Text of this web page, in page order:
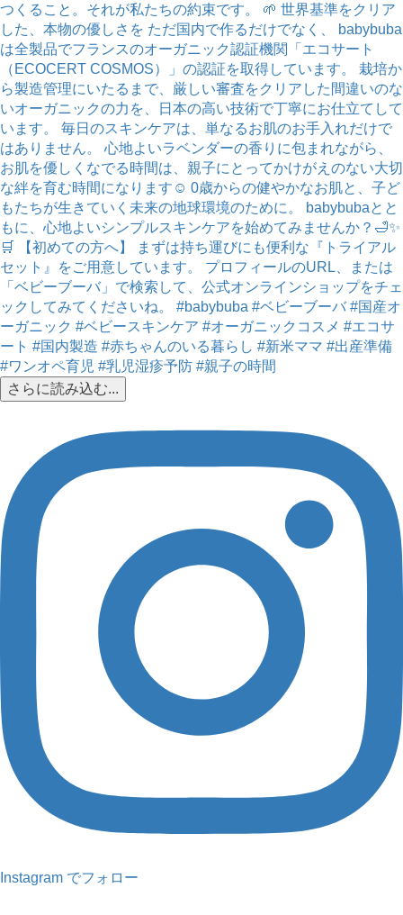
さらに読み込む...
Instagram でフォロー